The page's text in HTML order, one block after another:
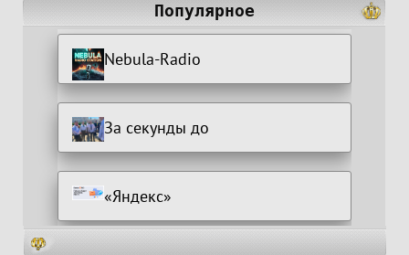
Популярное
Nebula-Radio
За секунды до
«Яндекс»